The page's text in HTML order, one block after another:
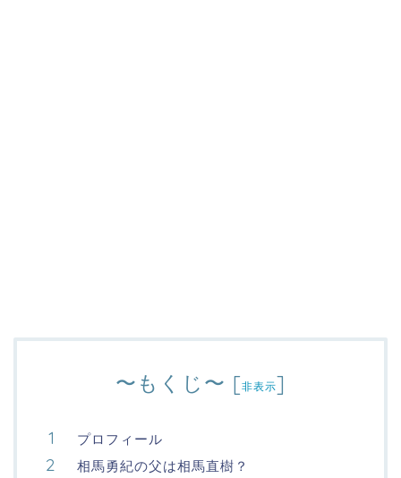
〜もくじ〜 [非表示]
プロフィール
相馬勇紀の父は相馬直樹？